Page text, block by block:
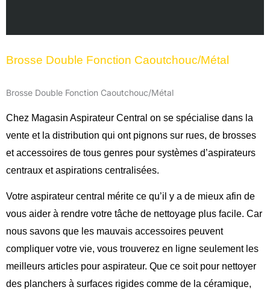
Brosse Double Fonction Caoutchouc/Métal
Brosse Double Fonction Caoutchouc/Métal
Chez Magasin Aspirateur Central on se spécialise dans la
vente et la distribution qui ont pignons sur rues, de brosses
et accessoires de tous genres pour systèmes d’aspirateurs
centraux et aspirations centralisées.
Votre aspirateur central mérite ce qu’il y a de mieux afin de
vous aider à rendre votre tâche de nettoyage plus facile. Car
nous savons que les mauvais accessoires peuvent
compliquer votre vie, vous trouverez en ligne seulement les
meilleurs articles pour aspirateur. Que ce soit pour nettoyer
des planchers à surfaces rigides comme de la céramique,